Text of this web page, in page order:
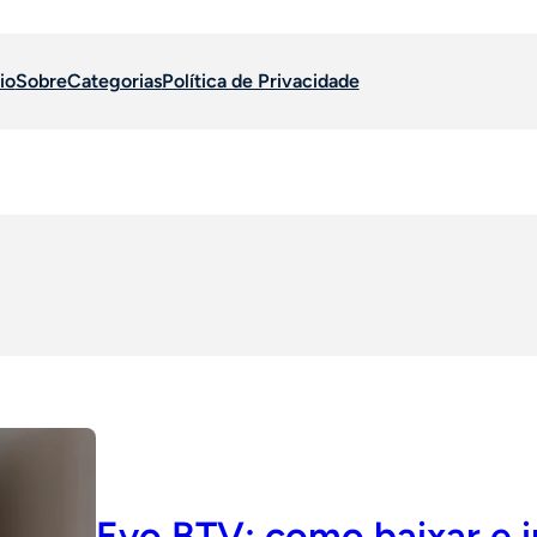
SobreCategoriasPolítica de Privacidade